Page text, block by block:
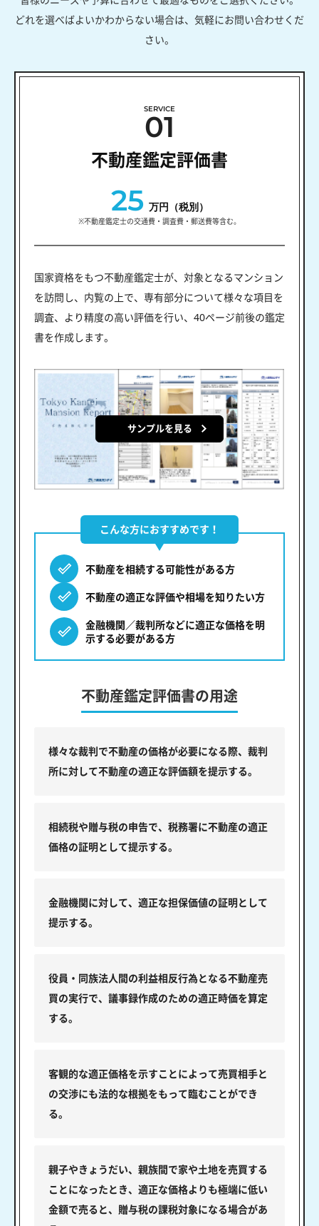
どれを選べばよいかわからない場合は、気軽にお問い合わせくだ
さい。
SERVICE
01
不動産鑑定評価書
25 万円（税別）
※不動産鑑定士の交通費・調査費・郵送費等含む。
国家資格をもつ不動産鑑定士が、対象となるマンション
を訪問し、内覧の上で、専有部分について様々な項目を
調査、より精度の高い評価を行い、40ページ前後の鑑定
書を作成します。
サンプルを見る
こんな方におすすめです！
不動産を相続する可能性がある方
不動産の適正な評価や相場を知りたい方
金融機関／裁判所などに適正な価格を明
示する必要がある方
不動産鑑定評価書の用途
様々な裁判で不動産の価格が必要になる際、裁判
所に対して不動産の適正な評価額を提示する。
相続税や贈与税の申告で、税務署に不動産の適正
価格の証明として提示する。
金融機関に対して、適正な担保価値の証明として
提示する。
役員・同族法人間の利益相反行為となる不動産売
買の実行で、議事録作成のための適正時価を算定
する。
客観的な適正価格を示すことによって売買相手と
の交渉にも法的な根拠をもって臨むことができ
る。
親子やきょうだい、親族間で家や土地を売買する
ことになったとき、適正な価格よりも極端に低い
金額で売ると、贈与税の課税対象になる場合があ